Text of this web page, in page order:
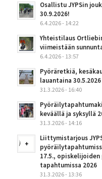
Osallistu JYPSin
30.9.2026!
6.4.2026 - 14:22
Yhteistilaus
viimeistään
6.4.2026 - 13:57
Pyöräretkiä,
lauantaina 30.5.2026
31.3.2026 - 16:40
keväällä ja syksyllä
31.3.2026 - 14:16
Liittymistarjous
17.5.,
tapahtumissa 2026
31.3.2026 - 13:36